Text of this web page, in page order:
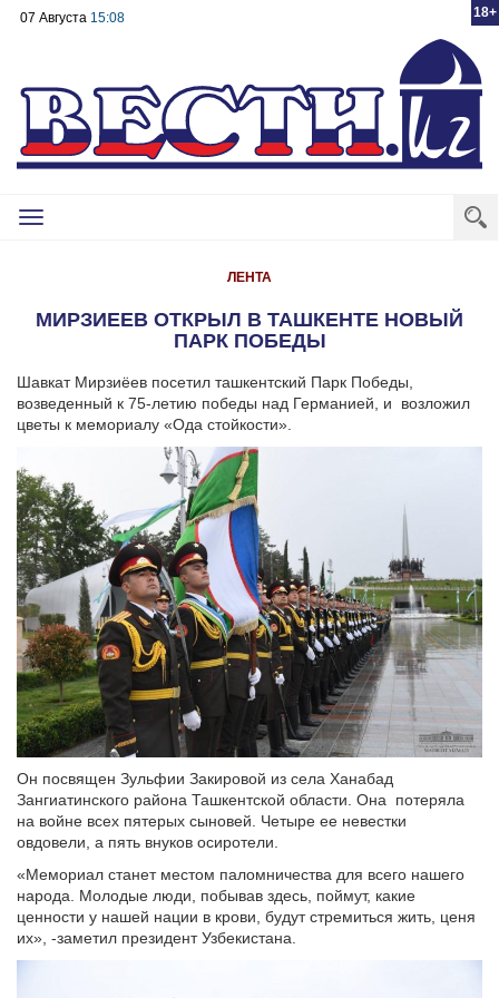
18+
07 Августа 15:08
Toggle
ЛЕНТА
МИРЗИЕЕВ ОТКРЫЛ В ТАШКЕНТЕ НОВЫЙ
ПАРК ПОБЕДЫ
Шавкат Мирзиёев посетил ташкентский Парк Победы,
возведенный к 75-летию победы над Германией, и возложил
цветы к мемориалу «Ода стойкости».
Он посвящен Зульфии Закировой из села Ханабад
Зангиатинского района Ташкентской области. Она потеряла
на войне всех пятерых сыновей. Четыре ее невестки
овдовели, а пять внуков осиротели.
«Мемориал станет местом паломничества для всего нашего
народа. Молодые люди, побывав здесь, поймут, какие
ценности у нашей нации в крови, будут стремиться жить, ценя
их», -заметил президент Узбекистана.